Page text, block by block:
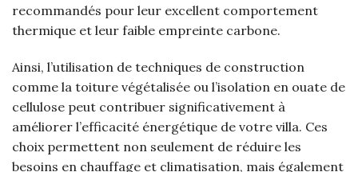
recommandés pour leur excellent comportement
thermique et leur faible empreinte carbone.
Ainsi, l’utilisation de techniques de construction
comme la toiture végétalisée ou l’isolation en ouate de
cellulose peut contribuer significativement à
améliorer l’efficacité énergétique de votre villa. Ces
choix permettent non seulement de réduire les
besoins en chauffage et climatisation, mais également